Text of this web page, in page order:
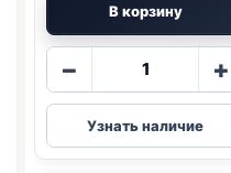
В корзину
−
Количество
Gourmet
Gold
ж/
+
Узнать наличие